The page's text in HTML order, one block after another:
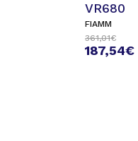
VR680
FIAMM
361,01€
187,54€